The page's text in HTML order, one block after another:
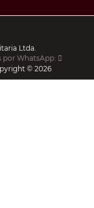
Ltda.
por WhatsApp:
© 2026